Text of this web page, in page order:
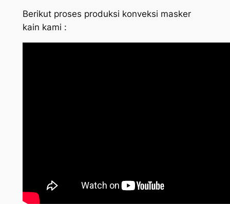
Berikut proses produksi konveksi masker
kain kami :